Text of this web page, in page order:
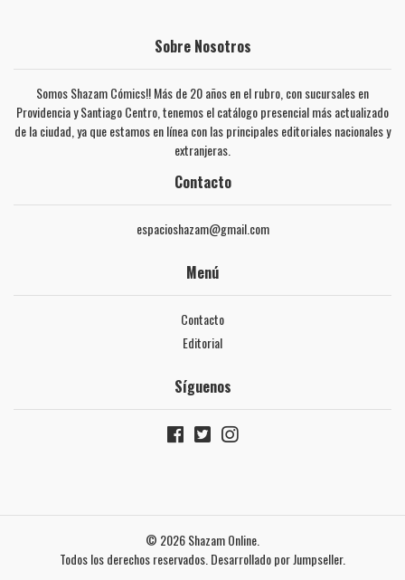
Sobre Nosotros
Somos Shazam Cómics!! Más de 20 años en el rubro, con sucursales en
Providencia y Santiago Centro, tenemos el catálogo presencial más actualizado
de la ciudad, ya que estamos en línea con las principales editoriales nacionales y
extranjeras.
Contacto
espacioshazam@gmail.com
Menú
Contacto
Editorial
Síguenos
© 2026 Shazam Online.
Todos los derechos reservados. Desarrollado por Jumpseller.